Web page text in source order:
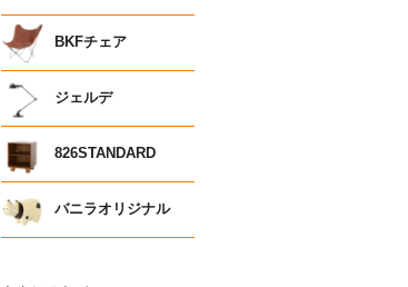
BKFチェア
ジェルデ
826STANDARD
バニラオリジナル